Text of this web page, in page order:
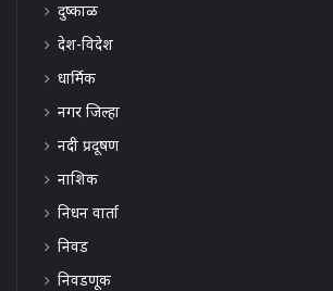
दुष्काळ
देश-विदेश
धार्मिक
नगर जिल्हा
नदी प्रदूषण
नाशिक
निधन वार्ता
निवड
निवडणूक